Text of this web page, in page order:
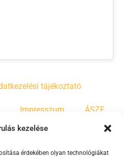
kezelése
érdekében olyan technológiákat
tájékoztató
Impresszum ÁSZF
szabályzat